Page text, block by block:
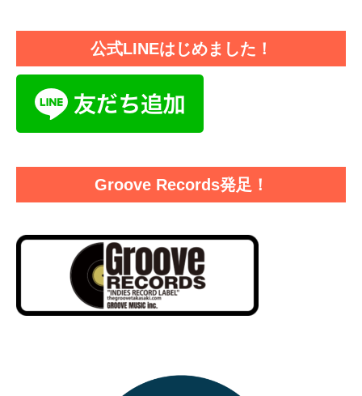
公式LINEはじめました！
Groove Records発足！